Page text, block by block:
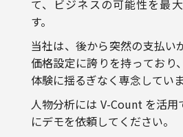
当社は、後から突然の支払い
価格設定に誇りを持っており
体験に揺るぎなく専念してい
人物分析には V-Count を活用
にデモを依頼してください。